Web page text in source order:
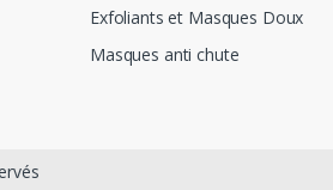
Exfoliants et Masques Doux
Masques anti chute